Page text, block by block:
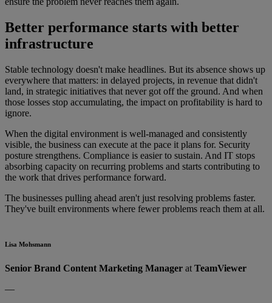
Better performance starts with better
infrastructure
Stable technology doesn't make headlines. But its absence shows up
everywhere that matters: in delayed projects, in revenue that didn't
land, in strategic initiatives that never got off the ground. And when
those losses stop accumulating, the impact on profitability is hard to
ignore.
When the digital environment is well-managed and consistently
visible, the business can execute at the pace it plans for. Security
posture strengthens. Compliance is easier to sustain. And IT stops
absorbing capacity on recurring problems and starts contributing to
the work that drives performance forward.
The businesses pulling ahead aren't just resolving problems faster.
They've built environments where fewer problems reach them at all.
Lisa Mohsmann
Senior Brand Content Marketing Manager at TeamViewer
—